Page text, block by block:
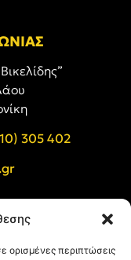
ορισμένες περιπτώσεις
305 402